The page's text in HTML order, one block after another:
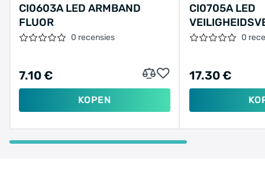
CI0603A LED ARMBAND
FLUOR
0 recensies
7.10 €
KOPEN
CI0705A LED
0
17.30 €